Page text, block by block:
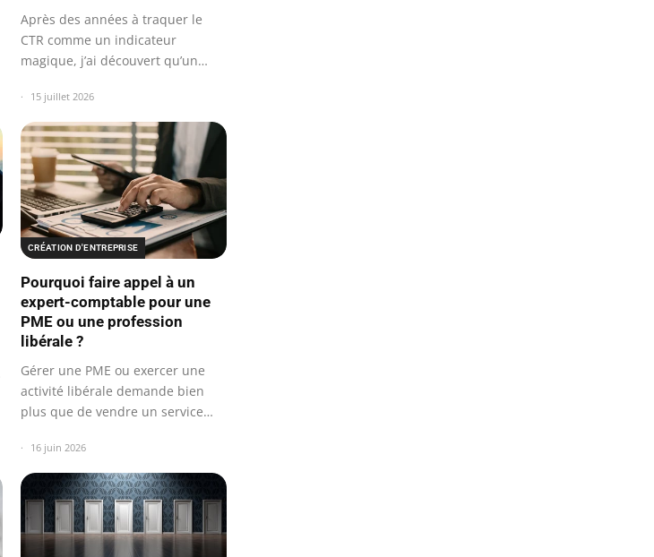
Après des années à traquer le
CTR comme un indicateur
magique, j’ai découvert qu’un
15 juillet 2026
CRÉATION D'ENTREPRISE
Pourquoi faire appel à un
expert-comptable pour une
PME ou une profession
libérale ?
Gérer une PME ou exercer une
activité libérale demande bien
plus que de vendre un service…
16 juin 2026